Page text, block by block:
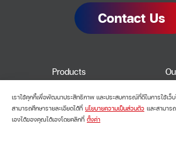
Contact Us
Products
About Us
เราใช้คุกกี้เพื่อพัฒนาประสิทธิภาพ และประสบการณ์ที่ดีในการใช้เ
สามารถศึกษารายละเอียดได้ที่ นโยบายความเป็นส่วนตัว และสามาร
เองได้ของคุณได้เองโดยคลิกที่ ตั้งค่า